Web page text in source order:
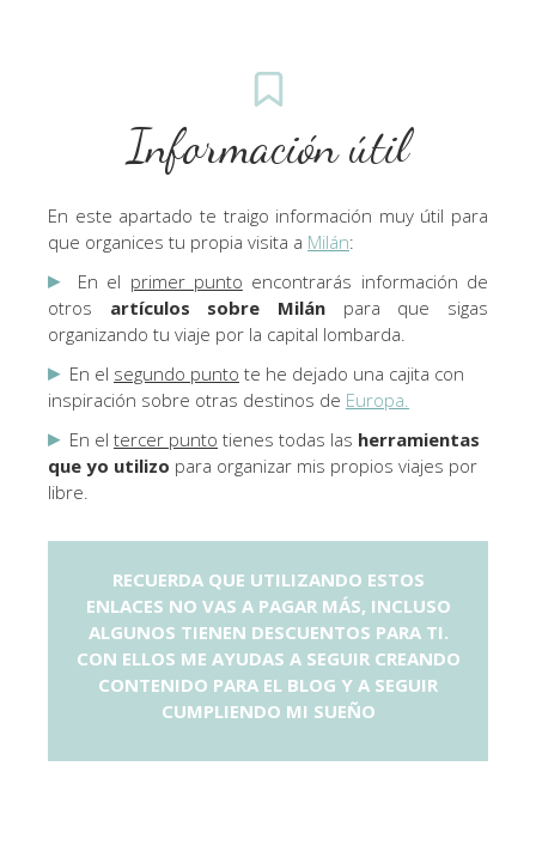
Información útil
En este apartado te traigo información muy útil para
que organices tu propia visita a Milán:
▸En el primer punto encontrarás información de
otros artículos sobre Milán para que sigas
organizando tu viaje por la capital lombarda.
▸En el segundo punto te he dejado una cajita con
inspiración sobre otras destinos de Europa.
▸En el tercer punto tienes todas las herramientas
que yo utilizo para organizar mis propios viajes por
libre.
RECUERDA QUE UTILIZANDO ESTOS
ENLACES NO VAS A PAGAR MÁS, INCLUSO
ALGUNOS TIENEN DESCUENTOS PARA TI.
CON ELLOS ME AYUDAS A SEGUIR CREANDO
CONTENIDO PARA EL BLOG Y A SEGUIR
CUMPLIENDO MI SUEÑO